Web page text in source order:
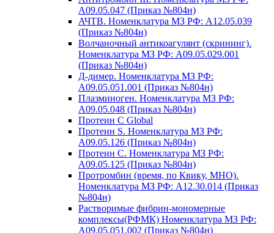
A09.05.047 (Приказ №804н)
АЧТВ. Номенклатура МЗ РФ: A12.05.039
(Приказ №804н)
Волчаночный антикоагулянт (скрининг).
Номенклатура МЗ РФ: A09.05.029.001
(Приказ №804н)
Д-димер. Номенклатура МЗ РФ:
A09.05.051.001 (Приказ №804н)
Плазминоген. Номенклатура МЗ РФ:
A09.05.048 (Приказ №804н)
Протеин C Global
Протеин S. Номенклатура МЗ РФ:
A09.05.126 (Приказ №804н)
Протеин С. Номенклатура МЗ РФ:
A09.05.125 (Приказ №804н)
Протромбин (время, по Квику, МНО).
Номенклатура МЗ РФ: A12.30.014 (Приказ
№804н)
Растворимые фибрин-мономерные
комплексы(РФМК) Номенклатура МЗ РФ:
A09.05.051.002 (Приказ №804н)